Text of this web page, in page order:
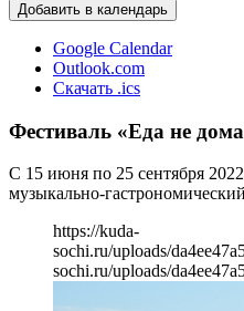
Добавить в календарь
Google Calendar
Outlook.com
Скачать .ics
Фестиваль «Еда не
С 15 июня по 25 сентября
музыкально-
https://kuda-
sochi.ru/uploads/
sochi.ru/uploads/